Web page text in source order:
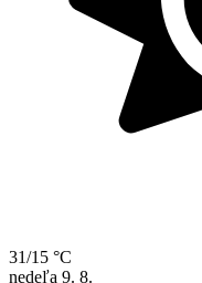
31/15 °C
nedeľa 9. 8.